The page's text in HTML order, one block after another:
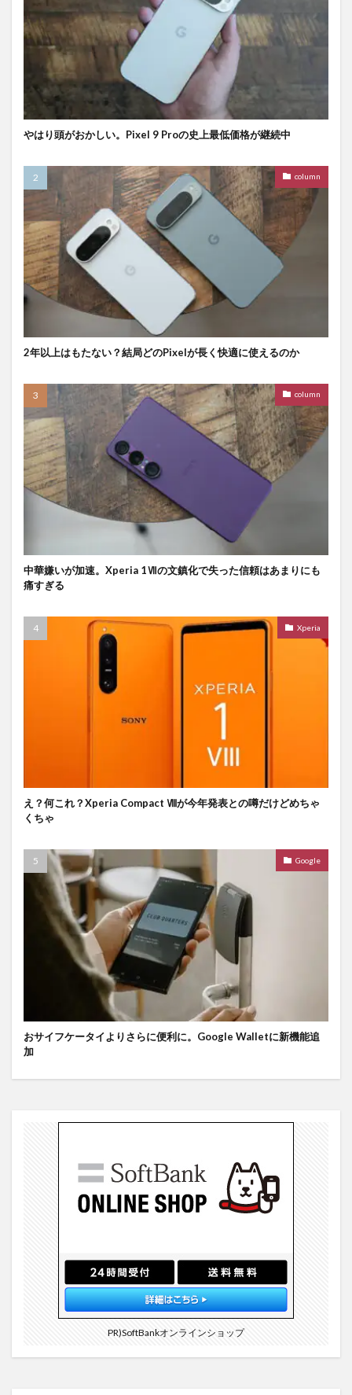
やはり頭がおかしい。Pixel 9 Proの史上最低価格が継続中
column
2年以上はもたない？結局どのPixelが長く快適に使えるのか
column
中華嫌いが加速。Xperia 1Ⅶの文鎮化で失った信頼はあまりにも
痛すぎる
Xperia
え？何これ？Xperia Compact Ⅷが今年発表との噂だけどめちゃ
くちゃ
Google
おサイフケータイよりさらに便利に。Google Walletに新機能追
加
PR)SoftBankオンラインショップ